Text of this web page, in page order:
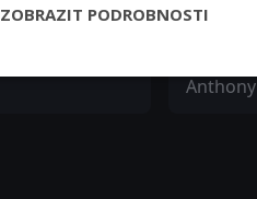
Anthony
ZOBRAZIT PODROBNOSTI